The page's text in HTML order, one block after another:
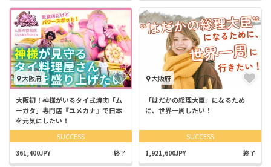
大阪府
大阪初！神様がいるタイ式焼肉「ム
ーガタ」専門店『ユメカナ』で日本
を元気にしたい！
SUCCESS
361,400JPY 終了
大阪府
「はだかの総理大臣」になるため
に、世界一周したい！
SUCCESS
1,921,600JPY 終了